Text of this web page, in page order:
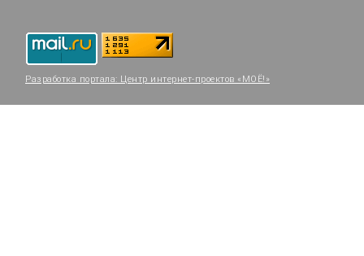
Разработка портала: Центр интернет-проектов «МОЁ!»